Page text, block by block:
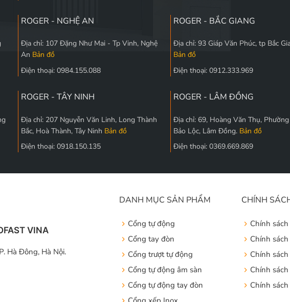
ROGER - NGHỆ AN
Địa chỉ: 107 Đặng Như Mai - Tp Vinh, Nghệ
An Bản đồ
Điện thoại: 0984.155.088
ROGER - BẮC GIANG
Địa chỉ: 93 Giáp Văn Phúc, tp Bắc
Bản đồ
Điện thoại: 0912.333.969
ROGER - TÂY NINH
Địa chỉ: 207 Nguyễn Văn Linh, Long Thành
Bắc, Hoà Thành, Tây Ninh Bản đồ
Điện thoại: 0918.150.135
ROGER - LÂM ĐỒNG
Địa chỉ: 69, Hoàng Văn Thụ,
Bảo Lộc, Lâm Đồng. Bản đồ
Điện thoại: 0369.669.869
VINA
Hà Đông, Hà Nội.
DANH MỤC SẢN PHẨM
Cổng tự động
Cổng tay đòn
Cổng trượt tự động
Cổng tự động âm sàn
Cổng tự động tay đòn
CHÍNH
Chính
Chính
Chính
Chính
Chính